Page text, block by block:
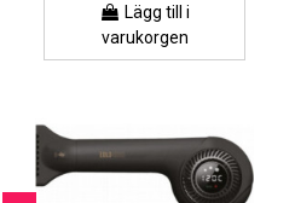
Lägg till i
varukorgen